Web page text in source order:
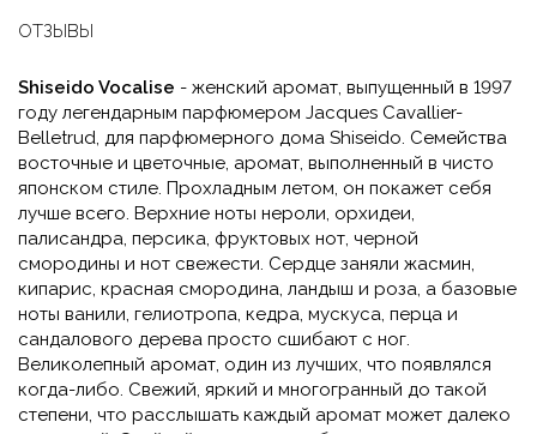
ОТЗЫВЫ
Shiseido Vocalise - женский аромат, выпущенный в 1997
году легендарным парфюмером Jacques Cavallier-
Belletrud, для парфюмерного дома Shiseido. Семейства
восточные и цветочные, аромат, выполненный в чисто
японском стиле. Прохладным летом, он покажет себя
лучше всего. Верхние ноты нероли, орхидеи,
палисандра, персика, фруктовых нот, черной
смородины и нот свежести. Сердце заняли жасмин,
кипарис, красная смородина, ландыш и роза, а базовые
ноты ванили, гелиотропа, кедра, мускуса, перца и
сандалового дерева просто сшибают с ног.
Великолепный аромат, один из лучших, что появлялся
когда-либо. Свежий, яркий и многогранный до такой
степени, что расслышать каждый аромат может далеко